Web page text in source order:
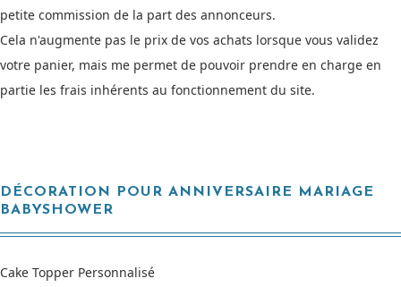
petite commission de la part des annonceurs.
Cela n'augmente pas le prix de vos achats lorsque vous validez
votre panier, mais me permet de pouvoir prendre en charge en
partie les frais inhérents au fonctionnement du site.
DÉCORATION POUR ANNIVERSAIRE MARIAGE
BABYSHOWER
Cake Topper Personnalisé